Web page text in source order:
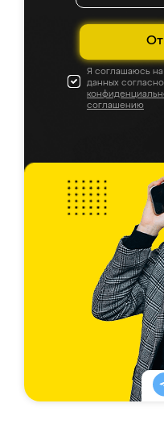
Я соглашаюсь
данных согласно
соглашению